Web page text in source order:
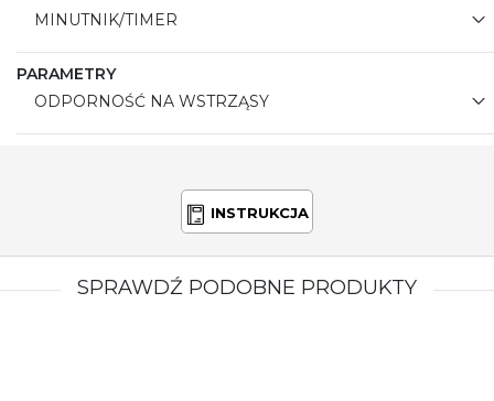
MINUTNIK/TIMER
PARAMETRY
ODPORNOŚĆ NA WSTRZĄSY
INSTRUKCJA
SPRAWDŹ PODOBNE PRODUKTY